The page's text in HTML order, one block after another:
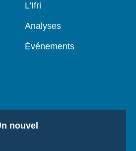
Navigation
L'Ifri
Analyses
Événements
nouvel